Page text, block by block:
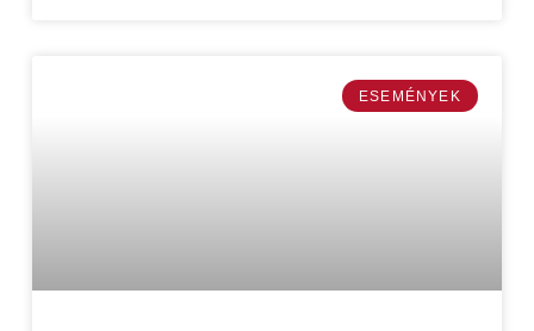
ESEMÉNYEK